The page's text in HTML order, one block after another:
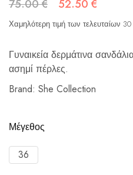
75.00€ 52.50 €
Χαμηλότερη τιμή των τελευταίων
Γυναικεία δερμάτινα
ασημί πέρλες.
Brand: She Collection
Μέγεθος
36